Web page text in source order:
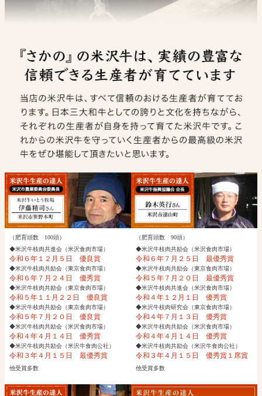
（肥育頭数 100頭）
◆米沢牛枝肉共進会（米沢食肉市場）
令和６年１２月５日 優良賞
◆米沢牛枝肉共励会（東京食肉市場）
令和６年７月２４日 優秀賞
◆米沢牛枝肉共励会（東京食肉市場）
令和５年１１月２２日 優良賞
◆米沢牛枝肉共励会（東京食肉市場）
令和５年７月２０日 優良賞
◆米沢牛枝肉共励会（米沢食肉市場）
令和４年４月１４日 優秀賞
◆米沢牛枝肉共励会（米沢牛食肉公社）
令和３年４月１５日 最優秀賞
他受賞多数
（肥育頭数 90頭）
◆米沢牛枝肉共励会（米沢食肉市場）
令和６年７月２５日 最優秀賞
◆米沢牛枝肉共励会（東京食肉市場）
令和５年７月２０日 最優秀賞
◆米沢牛枝肉共進会（米沢食肉市場）
令和４年１２月１日 優秀賞
◆米沢牛枝肉研究会（東京食肉市場）
令和４年７月１３日 優秀賞
◆米沢牛枝肉共励会（米沢食肉市場）
令和４年４月１４日 優秀賞
◆米沢牛枝肉共励会（米沢牛食肉公社）
令和３年４月１５日 優秀賞１席賞
他受賞多数